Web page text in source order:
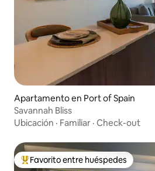
Apartamento en Port of Spain
Savannah Bliss
Ubicación · Familiar · Check-out
Favorito entre huéspedes preferido
Favorito entre huéspedes